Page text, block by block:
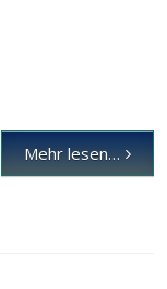
Mehr lesen…